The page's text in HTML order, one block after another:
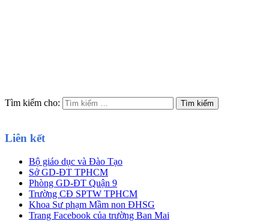
Tìm kiếm cho:
Liên kết
Bộ giáo dục và Đào Tạo
Sở GD-ĐT TPHCM
Phòng GD-ĐT Quận 9
Trường CĐ SPTW TPHCM
Khoa Sư phạm Mầm non ĐHSG
Trang Facebook của trường Ban Mai